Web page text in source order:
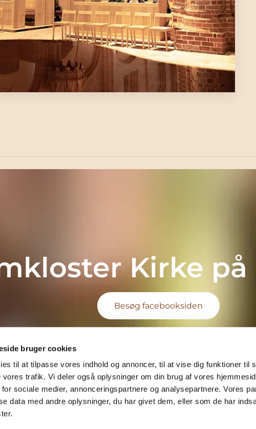
bruger cookies
til at tilpasse vores indhold og annoncer, til at vise dig funktioner til
vores trafik. Vi deler også oplysninger om din brug af vores
for sociale medier, annonceringspartnere og analysepartnere. Vores
data med andre oplysninger, du har givet dem, eller som de har
Kirke på
Besøg facebooksiden
Privatlivspolitik Log på ChurchDesk